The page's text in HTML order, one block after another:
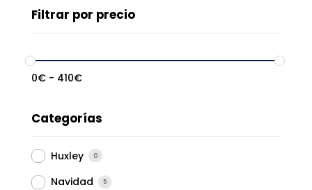
Filtrar por precio
0€- 410€
Categorías
Huxley 0
Navidad 5